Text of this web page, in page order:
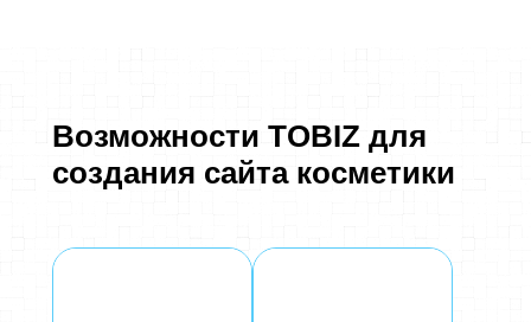
Возможности TOBIZ для
создания сайта косметики